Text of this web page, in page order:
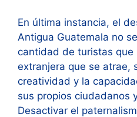
En última instancia, el
Antigua Guatemala no
cantidad de turistas que
extranjera que se atrae,
creatividad y la
sus propios ciudadanos
Desactivar el